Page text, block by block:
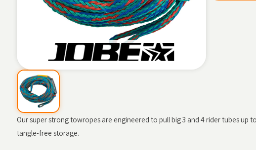
Our super strong towropes are engineered to pull big 3 and 4 rider tubes up
tangle-free storage.